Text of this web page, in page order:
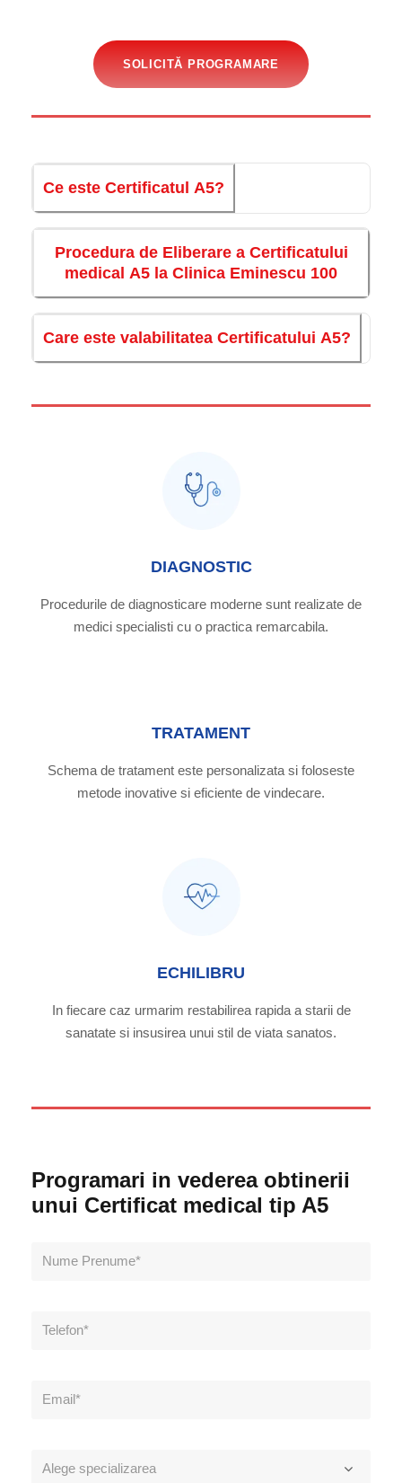
SOLICITĂ PROGRAMARE
Ce este Certificatul A5?
Procedura de Eliberare a Certificatului
medical A5 la Clinica Eminescu 100
Care este valabilitatea Certificatului A5?
DIAGNOSTIC
Procedurile de diagnosticare moderne sunt realizate de
medici specialisti cu o practica remarcabila.
TRATAMENT
Schema de tratament este personalizata si foloseste
metode inovative si eficiente de vindecare.
ECHILIBRU
In fiecare caz urmarim restabilirea rapida a starii de
sanatate si insusirea unui stil de viata sanatos.
Programari in vederea obtinerii
unui Certificat medical tip A5